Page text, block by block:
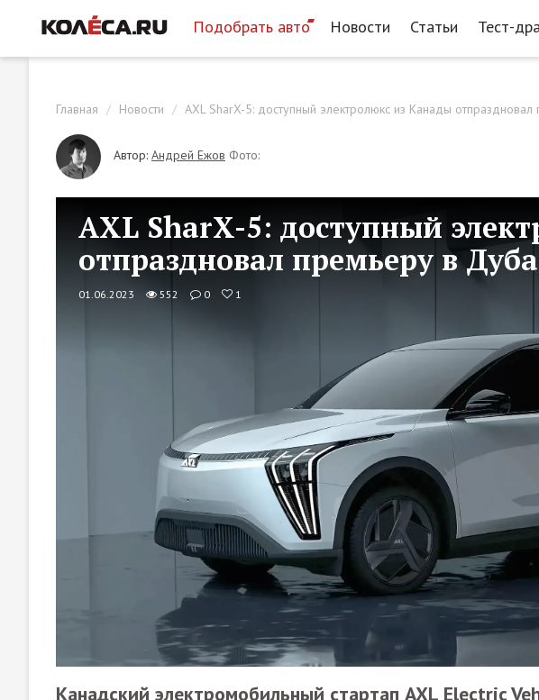
Подобрать авто Новости Статьи Тест-
Главная Новости AXL SharX-5: доступный электролюкс из Канады
Автор: Андрей Ежов Фото:
AXL SharX-5: доступный
отпраздновал премьеру в
01.06.2023 552 0 1
Канадский электромобильный стартап AXL Electric